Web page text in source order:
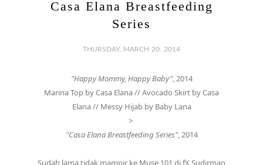
Casa Elana Breastfeeding
Series
THURSDAY, MARCH 20, 2014
"Happy Mommy, Happy Baby", 2014
Marina Top by Casa Elana // Avocado Skirt by Casa
Elana // Messy Hijab by Baby Lana
>
"Casa Elana Breastfeeding Series", 2014
Sudah lama tidak mampir ke Muse 101 di fX Sudirman